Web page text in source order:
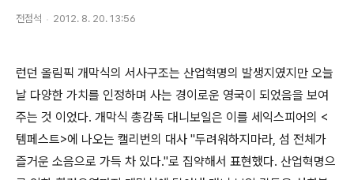
전점석 2012. 8. 20. 13:56
런던 올림픽 개막식의 서사구조는 산업혁명의 발생지였지만 오늘
날 다양한 가치를 인정하며 사는 경이로운 영국이 되었음을 보여
주는 것 이었다. 개막식 총감독 대니보일은 이를 세익스피어의 <
템페스트>에 나오는 캘리번의 대사 "두려워하지마라, 섬 전체가
즐거운 소음으로 가득 차 있다."로 집약해서 표현했다. 산업혁명으